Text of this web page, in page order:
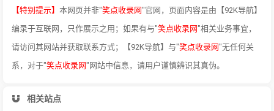
【特别提示】 本网页并非"笑点收录网"官网，页面内容是由【92K导航】
编录于互联网，只作展示之用；如果有与"笑点收录网"相关业务事宜，
请访问其网站并获取联系方式；【92K导航】与"笑点收录网"无任何关
系，对于"笑点收录网"网站中信息，请用户谨慎辨识其真伪。
相关站点